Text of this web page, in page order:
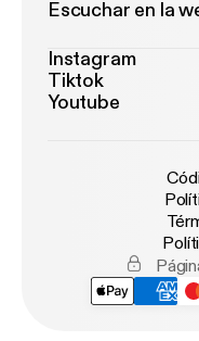
Escuchar en la
Instagram
Tiktok
Youtube